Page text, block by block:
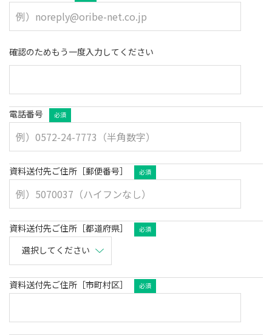
確認のためもう一度入力してください
電話番号 必須
資料送付先ご住所［郵便番号］ 必須
資料送付先ご住所［都道府県］ 必須
資料送付先ご住所［市町村区］ 必須